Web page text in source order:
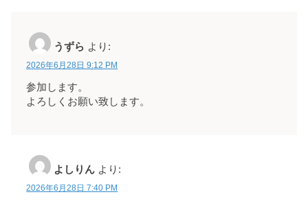
うずら より:
2026年6月28日 9:12 PM
参加します。
よろしくお願い致します。
よしりん より:
2026年6月28日 7:40 PM